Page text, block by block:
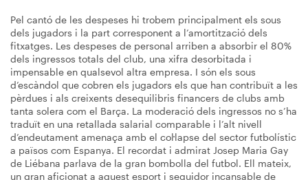
Pel cantó de les despeses hi trobem principalment els sous
dels jugadors i la part corresponent a l’amortització dels
fitxatges. Les despeses de personal arriben a absorbir el 80%
dels ingressos totals del club, una xifra desorbitada i
impensable en qualsevol altra empresa. I són els sous
d’escàndol que cobren els jugadors els que han contribuït a les
pèrdues i als creixents desequilibris financers de clubs amb
tanta solera com el Barça. La moderació dels ingressos no s’ha
traduït en una retallada salarial comparable i l’alt nivell
d’endeutament amenaça amb el col·lapse del sector futbolístic
a països com Espanya. El recordat i admirat Josep Maria Gay
de Liébana parlava de la gran bombolla del futbol. Ell mateix,
un gran aficionat a aquest esport i seguidor incansable de